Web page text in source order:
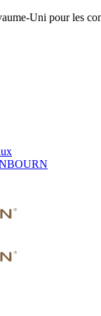
Uni pour les